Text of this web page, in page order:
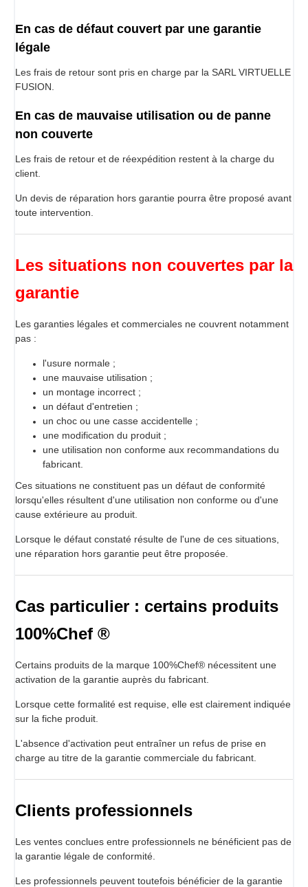
En cas de défaut couvert par une garantie
légale
Les frais de retour sont pris en charge par la SARL VIRTUELLE
FUSION.
En cas de mauvaise utilisation ou de panne
non couverte
Les frais de retour et de réexpédition restent à la charge du
client.
Un devis de réparation hors garantie pourra être proposé avant
toute intervention.
Les situations non couvertes par la
garantie
Les garanties légales et commerciales ne couvrent notamment
pas :
l'usure normale ;
une mauvaise utilisation ;
un montage incorrect ;
un défaut d'entretien ;
un choc ou une casse accidentelle ;
une modification du produit ;
une utilisation non conforme aux recommandations du
fabricant.
Ces situations ne constituent pas un défaut de conformité
lorsqu'elles résultent d'une utilisation non conforme ou d'une
cause extérieure au produit.
Lorsque le défaut constaté résulte de l'une de ces situations,
une réparation hors garantie peut être proposée.
Cas particulier : certains produits
100%Chef ®
Certains produits de la marque 100%Chef® nécessitent une
activation de la garantie auprès du fabricant.
Lorsque cette formalité est requise, elle est clairement indiquée
sur la fiche produit.
L'absence d'activation peut entraîner un refus de prise en
charge au titre de la garantie commerciale du fabricant.
Clients professionnels
Les ventes conclues entre professionnels ne bénéficient pas de
la garantie légale de conformité.
Les professionnels peuvent toutefois bénéficier de la garantie